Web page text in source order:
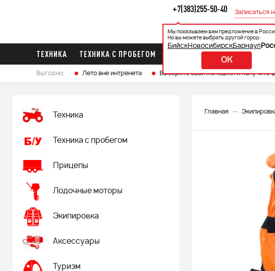
+7(383)255-50-40
Мы показываем вам предложение в
Но вы можете выбрать другой город:
БийскНовосибирскБарнаул
OK
Записаться
Каталог Акции Кредит
ТЕХНИКА ТЕХНИКА С ПРОБЕГОМ ЛОДОЧНЫЕ
Выгодно: Лето вне интренета Выберите свой мотоцикл и
Главная
Техника
Техника с пробегом
Прицепы
Лодочные моторы
Экипировка
Аксессуары
Туризм